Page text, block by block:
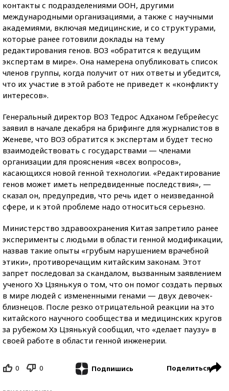
контакты с подразделениями ООН, другими
международными организациями, а также с научными
академиями, включая медицинские, и со структурами,
которые ранее готовили доклады на тему
редактирования генов. ВОЗ «обратится к ведущим
экспертам в мире». Она намерена опубликовать список
членов группы, когда получит от них ответы и убедится,
что их участие в этой работе не приведет к «конфликту
интересов».
Генеральный директор ВОЗ Тедрос Адханом Гебрейесус
заявил в начале декабря на брифинге для журналистов в
Женеве, что ВОЗ обратится к экспертам и будет тесно
взаимодействовать с государствами — членами
организации для прояснения «всех вопросов»,
касающихся новой генной технологии. «Редактирование
генов может иметь непредвиденные последствия», —
сказал он, предупредив, что речь идет о неизведанной
сфере, и к этой проблеме надо относиться серьезно.
Министерство здравоохранения Китая запретило ранее
эксперименты с людьми в области генной модификации,
назвав такие опыты «грубым нарушением врачебной
этики», противоречащим китайским законам. Этот
запрет последовал за скандалом, вызванным заявлением
ученого Хэ Цзянькуя о том, что он помог создать первых
в мире людей с измененными генами — двух девочек-
близнецов. После резко отрицательной реакции на это
китайского научного сообщества и медицинских кругов
за рубежом Хэ Цзянькуй сообщил, что «делает паузу» в
своей работе в области генной инженерии.
0 0 Подпишись Поделиться